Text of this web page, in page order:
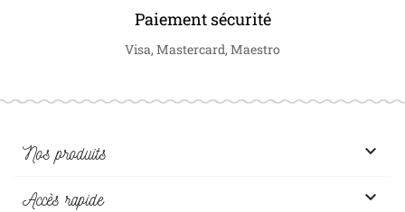
Paiement sécurité
Visa, Mastercard, Maestro
Nos produits 
Accès rapide 